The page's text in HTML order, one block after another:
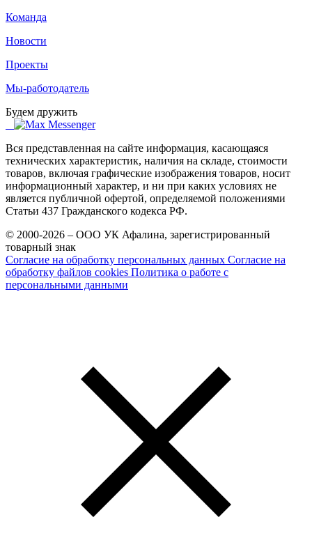
Команда
Новости
Проекты
Мы-работодатель
Будем дружить
Вся представленная на сайте информация, касающаяся
технических характеристик, наличия на складе, стоимости
товаров, включая графические изображения товаров, носит
информационный характер, и ни при каких условиях не
является публичной офертой, определяемой положениями
Статьи 437 Гражданского кодекса РФ.
© 2000-2026 – ООО УК Афалина, зарегистрированный
товарный знак
Согласие на обработку персональных данных Согласие на
обработку файлов cookies Политика о работе с
персональными данными